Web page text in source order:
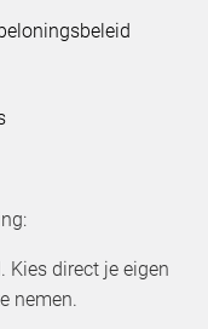
Kies direct je eigen
nemen.